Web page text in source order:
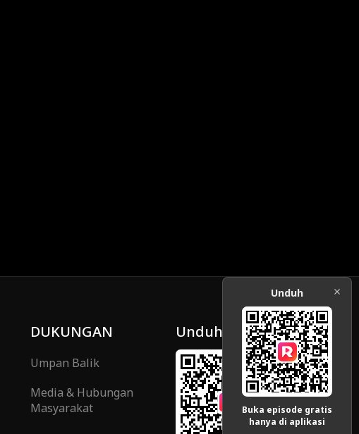
DUKUNGAN
Umpan Balik
Media & Hubungan
Masyarakat
Unduh
Unduh
Buka episode gratis
hanya di aplikasi